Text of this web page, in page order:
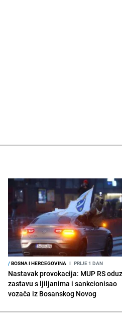
/BOSNA I HERCEGOVINA I PRIJE 1 DAN
Nastavak provokacija: MUP RS
zastavu s ljiljanima i sankcionisao
vozača iz Bosanskog Novog